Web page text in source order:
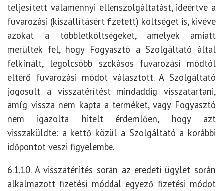
teljesített valamennyi ellenszolgáltatást, ideértve a
fuvarozási (kiszállításért fizetett) költséget is, kivéve
azokat a többletköltségeket, amelyek amiatt
merültek fel, hogy Fogyasztó a Szolgáltató által
felkínált, legolcsóbb szokásos fuvarozási módtól
eltérő fuvarozási módot választott. A Szolgáltató
jogosult a visszatérítést mindaddig visszatartani,
amíg vissza nem kapta a terméket, vagy Fogyasztó
nem igazolta hitelt érdemlően, hogy azt
visszaküldte: a kettő közül a Szolgáltató a korábbi
időpontot veszi figyelembe.
6.1.10. A visszatérítés során az eredeti ügylet során
alkalmazott fizetési móddal egyező fizetési módot